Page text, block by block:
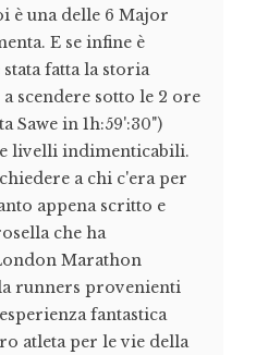
è una delle 6 Major
E se infine è
fatta la storia
scendere sotto le 2 ore
Sawe in 1h:59':30")
livelli indimenticabili.
a chi c'era per
appena scritto e
che ha
Marathon
runners provenienti
fantastica
atleta per le vie della